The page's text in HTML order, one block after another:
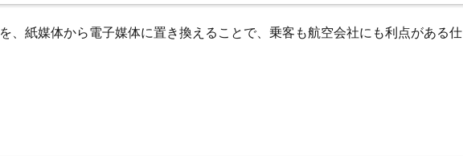
、紙媒体から電子媒体に置き換えることで、乗客も航空会社にも利点がある仕